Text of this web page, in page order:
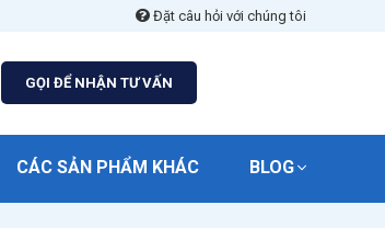
Đặt câu hỏi với chúng tôi
GỌI ĐỂ NHẬN TƯ VẤN
CÁC SẢN PHẨM KHÁC BLOG